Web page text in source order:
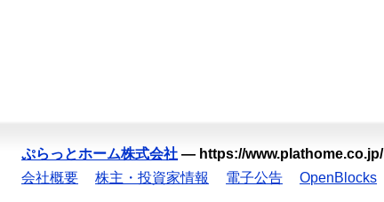
ぷらっとホーム株式会社 — https://www.plathome.co.jp/
会社概要
株主・投資家情報 電子公告 OpenBlocks